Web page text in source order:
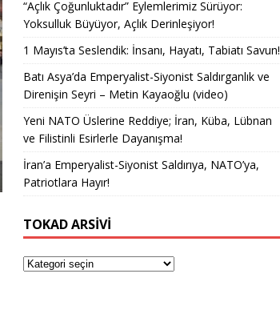
“Açlık Çoğunluktadır” Eylemlerimiz Sürüyor:
Yoksulluk Büyüyor, Açlık Derinleşiyor!
1 Mayıs’ta Seslendik: İnsanı, Hayatı, Tabiatı Savun!
Batı Asya’da Emperyalist-Siyonist Saldırganlık ve
Direnişin Seyri – Metin Kayaoğlu (video)
Yeni NATO Üslerine Reddiye; İran, Küba, Lübnan
ve Filistinli Esirlerle Dayanışma!
İran’a Emperyalist-Siyonist Saldırıya, NATO’ya,
Patriotlara Hayır!
TOKAD ARSIVI